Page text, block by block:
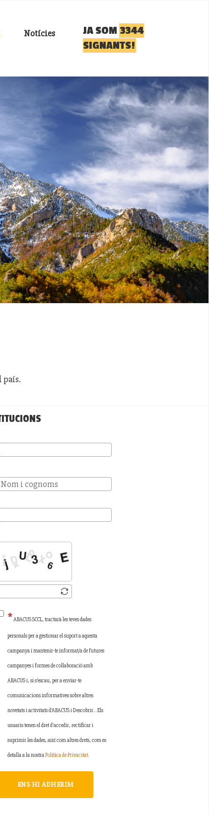
Notícies JA SOM 3344
SIGNANTS!
país.
ABACUS SCCL, tractarà les teves dades
personals per a gestionar el suport a aquesta
campanya i mantenir-te informat/a de futures
campanyes i formes de col·laboració amb
ABACUS i, si s’escau, per a enviar-te
comunicacions informatives sobre altres
novetats i activitats d’ABACUS i Descobrir. . Els
usuaris tenen el dret d'accedir, rectificar i
suprimir les dades, així com altres drets, com es
detalla a la nostraPolítica de Privacitat.
ENS HI ADHERIM